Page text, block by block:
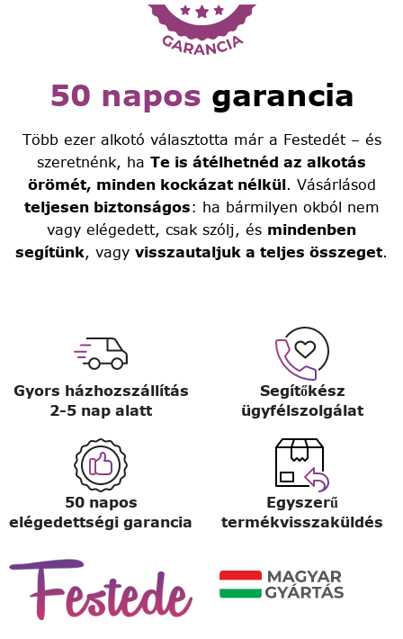
50 napos garancia
Több ezer alkotó választotta már a Festedét – és
szeretnénk, ha Te is átélhetnéd az alkotás
örömét, minden kockázat nélkül. Vásárlásod
teljesen biztonságos: ha bármilyen okból nem
vagy elégedett, csak szólj, és mindenben
segítünk, vagy visszautaljuk a teljes összeget.
Gyors házhozszállítás
2-5 nap alatt
Segítőkész
ügyfélszolgálat
50 napos
elégedettségi garancia
Egyszerű
termékvisszaküldés